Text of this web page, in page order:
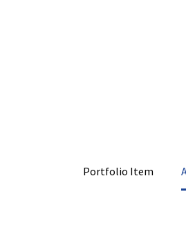
Portfolio Item